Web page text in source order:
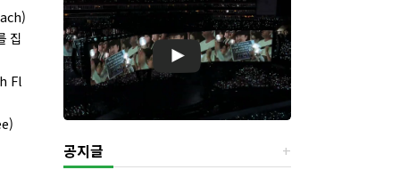
집
Fl
공지글